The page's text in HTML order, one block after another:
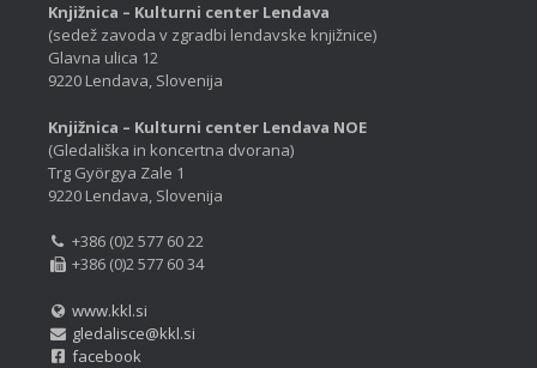
Knjižnica – Kulturni center Lendava
(sedež zavoda v zgradbi lendavske knjižnice)
Glavna ulica 12
9220 Lendava, Slovenija
Knjižnica – Kulturni center Lendava NOE
(Gledališka in koncertna dvorana)
Trg Györgya Zale 1
9220 Lendava, Slovenija
+386 (0)2 577 60 22
+386 (0)2 577 60 34
www.kkl.si
gledalisce@kkl.si
facebook